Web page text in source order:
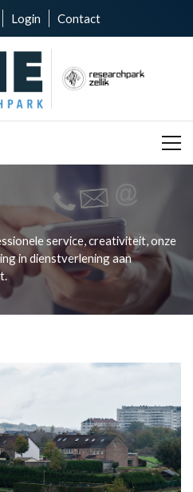
Login Contact
service, creativiteit, onze
in dienstverlening aan